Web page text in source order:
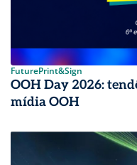
FuturePrint&Sign
OOH Day 2026:
mídia OOH